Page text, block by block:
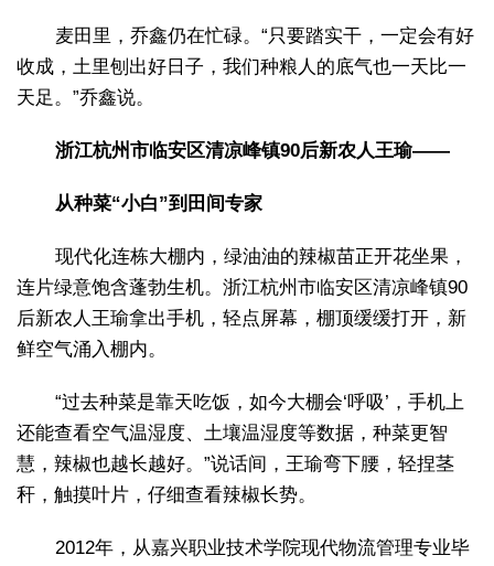
麦田里，乔鑫仍在忙碌。“只要踏实干，一定会有好
收成，土里刨出好日子，我们种粮人的底气也一天比一
天足。”乔鑫说。
浙江杭州市临安区清凉峰镇90后新农人王瑜——
从种菜“小白”到田间专家
现代化连栋大棚内，绿油油的辣椒苗正开花坐果，
连片绿意饱含蓬勃生机。浙江杭州市临安区清凉峰镇90
后新农人王瑜拿出手机，轻点屏幕，棚顶缓缓打开，新
鲜空气涌入棚内。
“过去种菜是靠天吃饭，如今大棚会‘呼吸’，手机上
还能查看空气温湿度、土壤温湿度等数据，种菜更智
慧，辣椒也越长越好。”说话间，王瑜弯下腰，轻捏茎
秆，触摸叶片，仔细查看辣椒长势。
2012年，从嘉兴职业技术学院现代物流管理专业毕